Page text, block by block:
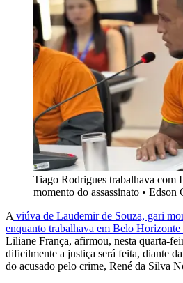
Tiago Rodrigues trabalhava com
momento do assassinato • Edson
A viúva de Laudemir de Souza, gari
enquanto trabalhava em Belo Horizonte
Liliane França, afirmou, nesta quarta-
dificilmente a justiça será feita, diante
do acusado pelo crime, René da Silva